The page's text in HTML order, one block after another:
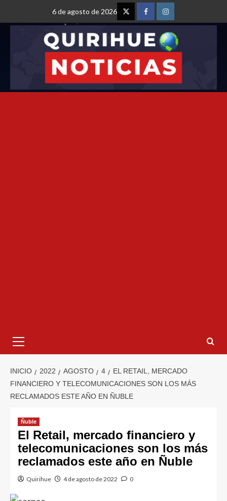
6 de agosto de 2026
INICIO 2022 AGOSTO 4
EL RETAIL, MERCADO
FINANCIERO Y TELECOMUNICACIONES SON LOS MÁS
RECLAMADOS ESTE AÑO EN ÑUBLE
Ñuble
El Retail, mercado financiero y
telecomunicaciones son los más
reclamados este año en Ñuble
Quirihue 4 de agosto de 2022 0